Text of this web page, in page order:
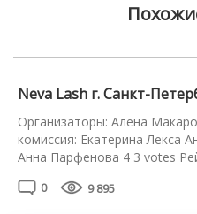
Neva Lash г. Санкт-
Организаторы: Алена
комиссия: Екатерина Лекса
Анна Парфенова 4 3 votes
0 9 895